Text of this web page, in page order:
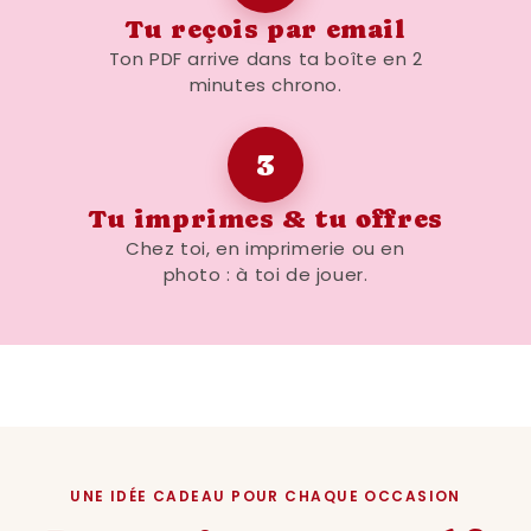
des accessoires de toilette amusants.
L'objectif est de créer une ambiance
cohérente et joyeuse, où chaque détail
Liste à puce avec les caractéristiques du
produit :
Affiche humoristique pour la décoration
Idéal pour ajouter une touche de fun et
Tu reçois par email
Ton PDF arrive dans ta boîte en 2
minutes chrono.
3
Tu imprimes & tu offres
Chez toi, en imprimerie ou en
photo : à toi de jouer.
UNE IDÉE CADEAU POUR CHAQUE OCCASION